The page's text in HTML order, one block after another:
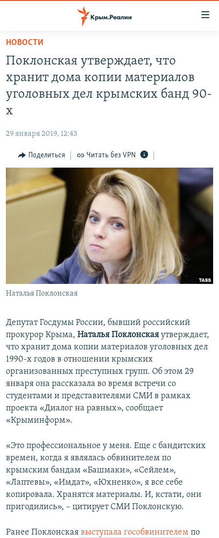
Вернуться
основному
содержанию
Вернутся
главной
Вернутся
поиску
ВОДА
ИНТЕРАКТИВ
ИНФОГРАФИКА
ТЕЛЕПРОЕКТ КРЫМ.РЕАЛИИ
СОВЕТЫ ПРАВОЗАЩИТНИКОВ
ПРОПАВШИЕ БЕЗ ВЕСТИ
ПОБЕДИТЕЛЕЙ НЕ СУДЯТ?
КРЫМ.НЕПОКОРЕННЫЙ
УКРАИНСКАЯ ПРОБЛЕМА КРЫМА
РАДІО СВОБОДА
КАК ОБОЙТИ БЛОКИРОВКУ
Українською
Qırımtatar
ПРИСОЕДИНЯЙТЕСЬ!
Все сайты RFE/RL
НОВОСТИ
Поклонская утверждает, что
хранит дома копии материалов
уголовных дел крымских банд 90-
х
29 января 2019, 12:43
Поделиться Читать без VPN
Наталья Поклонская
Депутат Госдумы России, бывший российский
прокурор Крыма, Наталья Поклонская утверждает,
что хранит дома копии материалов уголовных дел
1990-х годов в отношении крымских
организованных преступных групп. Об этом 29
января она рассказала во время встречи со
студентами и представителями СМИ в рамках
проекта «Диалог на равных», сообщает
«Крыминформ».
«Это профессиональное у меня. Еще с бандитских
времен, когда я являлась обвинителем по
крымским бандам «Башмаки», «Сейлем»,
«Лаптевы», «Имдат», «Юхненко», я все себе
копировала. Хранятся материалы. И, кстати, они
пригодились», – цитирует СМИ Поклонскую.
Ранее Поклонская выступала гособвинителем по